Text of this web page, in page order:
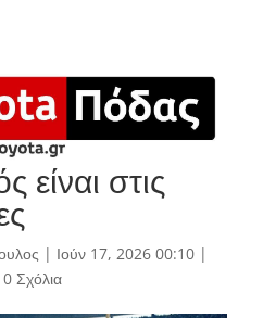
είναι στις
| Ιούν 17, 2026 00:10|
0 Σχόλια